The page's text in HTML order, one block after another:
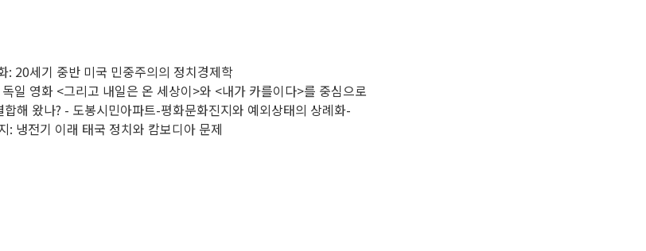
20세기 중반 미국 민중주의의 정치경제학
일 영화 <그리고 내일은 온 세상이>와 <내가 카를이다>를 중심으로
해 왔나? - 도봉시민아파트-평화문화진지와 예외상태의 상례화-
냉전기 이래 태국 정치와 캄보디아 문제